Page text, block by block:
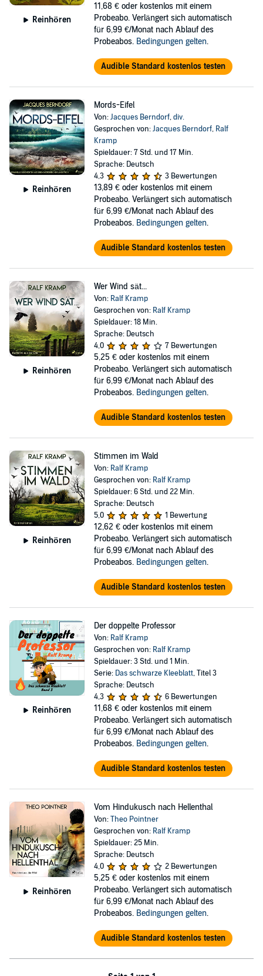
Reinhören
11,68 € oder kostenlos mit einem
Probeabo. Verlängert sich automatisch
für 6,99 €/Monat nach Ablauf des
Probeabos. Bedingungen gelten.
Audible Standard kostenlos testen
Reinhören
Mords-Eifel
Von:Jacques Berndorf,div.
Gesprochen von:Jacques Berndorf, Ralf
Kramp
Spieldauer: 7 Std. und 17 Min.
Sprache: Deutsch
4,3
3 Bewertungen
13,89 € oder kostenlos mit einem
Probeabo. Verlängert sich automatisch
für 6,99 €/Monat nach Ablauf des
Probeabos. Bedingungen gelten.
Audible Standard kostenlos testen
Reinhören
Wer Wind sät...
Von: Ralf Kramp
Gesprochen von: Ralf Kramp
Spieldauer: 18 Min.
Sprache: Deutsch
4,0
7 Bewertungen
5,25 € oder kostenlos mit einem
Probeabo. Verlängert sich automatisch
für 6,99 €/Monat nach Ablauf des
Probeabos. Bedingungen gelten.
Audible Standard kostenlos testen
Reinhören
Stimmen im Wald
Von: Ralf Kramp
Gesprochen von: Ralf Kramp
Spieldauer: 6 Std. und 22 Min.
Sprache: Deutsch
5,0
1 Bewertung
12,62 € oder kostenlos mit einem
Probeabo. Verlängert sich automatisch
für 6,99 €/Monat nach Ablauf des
Probeabos. Bedingungen gelten.
Audible Standard kostenlos testen
Reinhören
Der doppelte Professor
Von: Ralf Kramp
Gesprochen von: Ralf Kramp
Spieldauer: 3 Std. und 1 Min.
Serie: Das schwarze Kleeblatt, Titel 3
Sprache: Deutsch
4,3
6 Bewertungen
11,68 € oder kostenlos mit einem
Probeabo. Verlängert sich automatisch
für 6,99 €/Monat nach Ablauf des
Probeabos. Bedingungen gelten.
Audible Standard kostenlos testen
Reinhören
Vom Hindukusch nach Hellenthal
Von:Theo Pointner
Gesprochen von: Ralf Kramp
Spieldauer: 25 Min.
Sprache: Deutsch
4,0
2 Bewertungen
5,25 € oder kostenlos mit einem
Probeabo. Verlängert sich automatisch
für 6,99 €/Monat nach Ablauf des
Probeabos. Bedingungen gelten.
Audible Standard kostenlos testen